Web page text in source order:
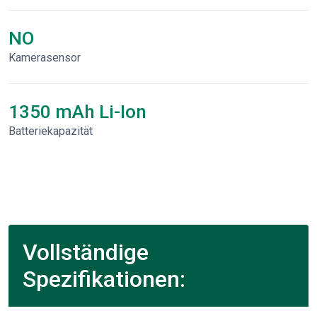
NO
Kamerasensor
1350 mAh Li-Ion
Batteriekapazität
Vollständige
Spezifikationen: